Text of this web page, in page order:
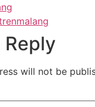
Reply
will not be